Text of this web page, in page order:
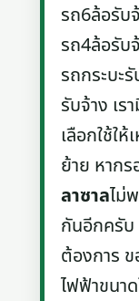
รถ6ล้อรับ
รถ4ล้อรับ
รถกระบะ
รับจ้าง เร
เลือกใช้ใ
ย้าย หาก
ลาซาลไม่
กันอีกครับ
ต้องการ ข
ไฟฟ้าขนา